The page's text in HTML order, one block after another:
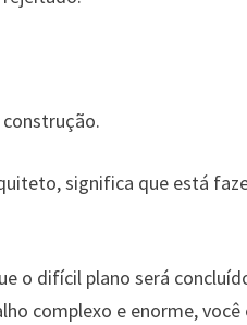
significa que está
o difícil plano será
complexo e enorme, você